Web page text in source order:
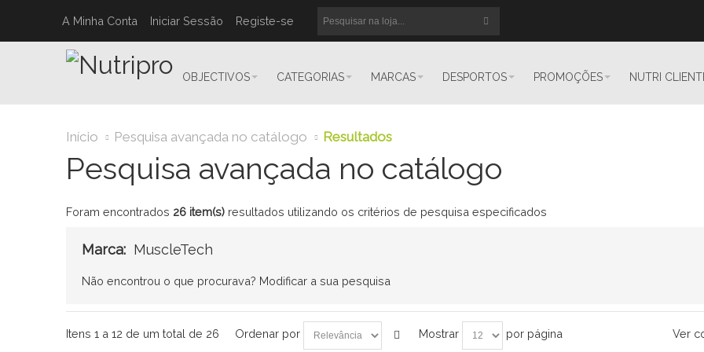
A Minha Conta Iniciar Sessão Registe-se
OBJECTIVOS CATEGORIAS MARCAS DESPORTOS PROMOÇÕES NUTRI
Início Pesquisa avançada no catálogo Resultados
Pesquisa avançada no catálogo
Foram encontrados 26 item(s) resultados utilizando os critérios de pesquisa especificados
Marca: MuscleTech
Não encontrou o que procurava? Modificar a sua pesquisa
Itens 1 a 12 de um total de 26 Ordenar por Mostrar por página Ver